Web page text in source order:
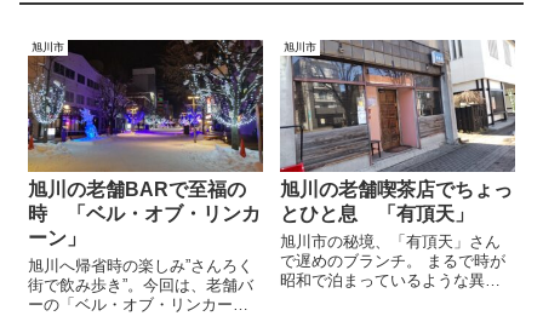
旭川市
旭川の老舗BARで至福の
時 「ベル・オブ・リンカ
ーン」
旭川へ帰省時の楽しみ”さんろく
街で飲み歩き”。今回は、老舗バ
ーの「ベル・オブ・リンカー
旭川市
旭川の老舗喫茶店でちょっ
とひと息 「有頂天」
旭川市の秘境、「有頂天」さん
で遅めのブランチ。 まるで時が
昭和で泊まっているような異空